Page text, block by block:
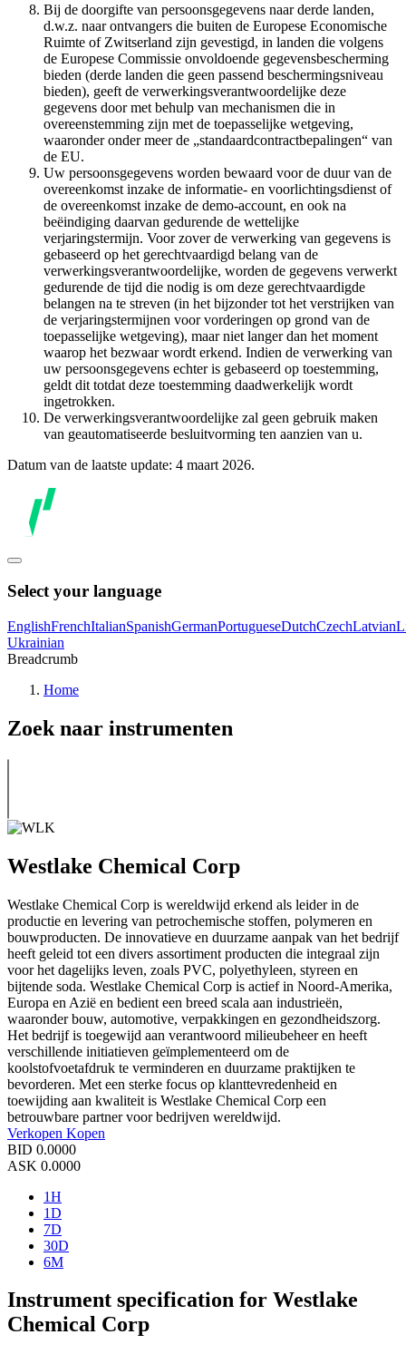
Bij de doorgifte van persoonsgegevens naar derde landen,
d.w.z. naar ontvangers die buiten de Europese Economische
Ruimte of Zwitserland zijn gevestigd, in landen die volgens
de Europese Commissie onvoldoende gegevensbescherming
bieden (derde landen die geen passend beschermingsniveau
bieden), geeft de verwerkingsverantwoordelijke deze
gegevens door met behulp van mechanismen die in
overeenstemming zijn met de toepasselijke wetgeving,
waaronder onder meer de „standaardcontractbepalingen“ van
de EU.
Uw persoonsgegevens worden bewaard voor de duur van de
overeenkomst inzake de informatie- en voorlichtingsdienst of
de overeenkomst inzake de demo-account, en ook na
beëindiging daarvan gedurende de wettelijke
verjaringstermijn. Voor zover de verwerking van gegevens is
gebaseerd op het gerechtvaardigd belang van de
verwerkingsverantwoordelijke, worden de gegevens verwerkt
gedurende de tijd die nodig is om deze gerechtvaardigde
belangen na te streven (in het bijzonder tot het verstrijken van
de verjaringstermijnen voor vorderingen op grond van de
toepasselijke wetgeving), maar niet langer dan het moment
waarop het bezwaar wordt erkend. Indien de verwerking van
uw persoonsgegevens echter is gebaseerd op toestemming,
geldt dit totdat deze toestemming daadwerkelijk wordt
ingetrokken.
De verwerkingsverantwoordelijke zal geen gebruik maken
van geautomatiseerde besluitvorming ten aanzien van u.
Datum van de laatste update: 4 maart 2026.
Select your language
EnglishFrenchItalianSpanishGermanPortugueseDutchCzechLatvian
Ukrainian
Breadcrumb
Home
Zoek naar instrumenten
Westlake Chemical Corp
Westlake Chemical Corp is wereldwijd erkend als leider in de
productie en levering van petrochemische stoffen, polymeren en
bouwproducten. De innovatieve en duurzame aanpak van het bedrijf
heeft geleid tot een divers assortiment producten die integraal zijn
voor het dagelijks leven, zoals PVC, polyethyleen, styreen en
bijtende soda. Westlake Chemical Corp is actief in Noord-Amerika,
Europa en Azië en bedient een breed scala aan industrieën,
waaronder bouw, automotive, verpakkingen en gezondheidszorg.
Het bedrijf is toegewijd aan verantwoord milieubeheer en heeft
verschillende initiatieven geïmplementeerd om de
koolstofvoetafdruk te verminderen en duurzame praktijken te
bevorderen. Met een sterke focus op klanttevredenheid en
toewijding aan kwaliteit is Westlake Chemical Corp een
betrouwbare partner voor bedrijven wereldwijd.
Verkopen Kopen
BID 0.0000
ASK 0.0000
1H
1D
7D
30D
6M
Instrument specification for Westlake
Chemical Corp